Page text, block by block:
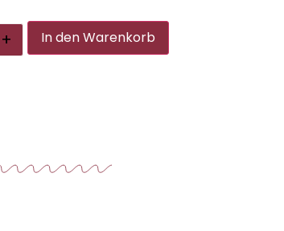
+ In den Warenkorb